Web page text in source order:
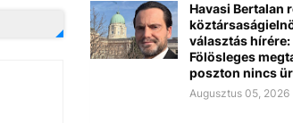
Havasi Bertalan
választás hírére:
Fölösleges
poszton nincs
Augusztus 05, 2026